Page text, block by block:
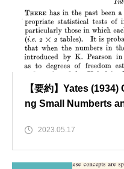
【要約】Yates
ng Small Numberts
2023.05.17